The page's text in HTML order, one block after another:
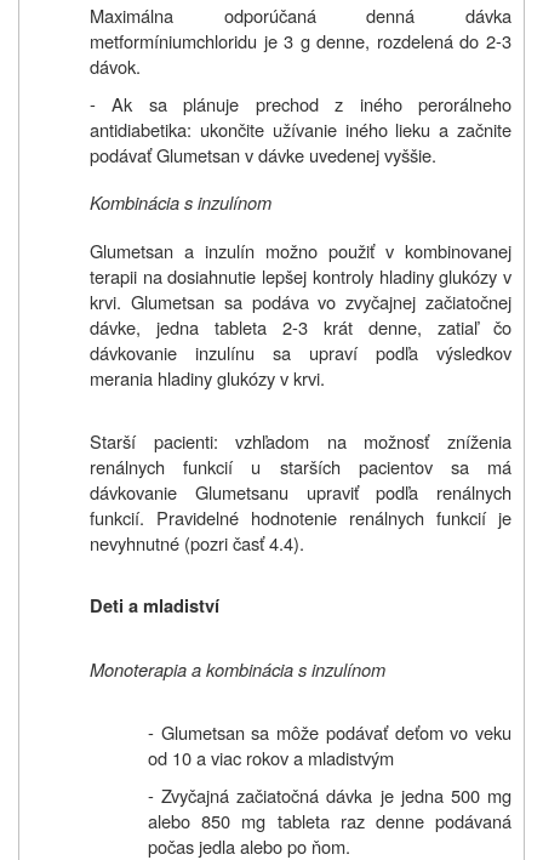
Maximálna odporúčaná denná dávka
metformíniumchloridu je 3 g denne, rozdelená do 2-3
dávok.
- Ak sa plánuje prechod z iného perorálneho
antidiabetika: ukončite užívanie iného lieku a začnite
podávať Glumetsan v dávke uvedenej vyššie.
Kombinácia s inzulínom
Glumetsan a inzulín možno použiť v kombinovanej
terapii na dosiahnutie lepšej kontroly hladiny glukózy v
krvi. Glumetsan sa podáva vo zvyčajnej začiatočnej
dávke, jedna tableta 2-3 krát denne, zatiaľ čo
dávkovanie inzulínu sa upraví podľa výsledkov
merania hladiny glukózy v krvi.
Starší pacienti: vzhľadom na možnosť zníženia
renálnych funkcií u starších pacientov sa má
dávkovanie Glumetsanu upraviť podľa renálnych
funkcií. Pravidelné hodnotenie renálnych funkcií je
nevyhnutné (pozri časť 4.4).
Deti a mladiství
Monoterapia a kombinácia s inzulínom
- Glumetsan sa môže podávať deťom vo veku
od 10 a viac rokov a mladistvým
- Zvyčajná začiatočná dávka je jedna 500 mg
alebo 850 mg tableta raz denne podávaná
počas jedla alebo po ňom.